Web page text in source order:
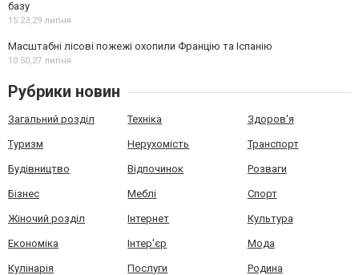
базу
15:23,29 липня
Масштабні лісові пожежі охопили Францію та Іспанію
10:50,27 липня
Рубрики новин
Загальний розділ Техніка Здоров'я
Туризм Нерухомість Транспорт
Будівництво Відпочинок Розваги
Бізнес Меблі Спорт
Жіночий розділ Інтернет Культура
Економіка Інтер'єр Мода
Кулінарія Послуги Родина